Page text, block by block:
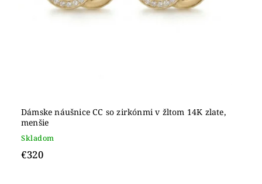
Dámske náušnice CC so zirkónmi v žltom 14K zlate,
menšie
Skladom
€320